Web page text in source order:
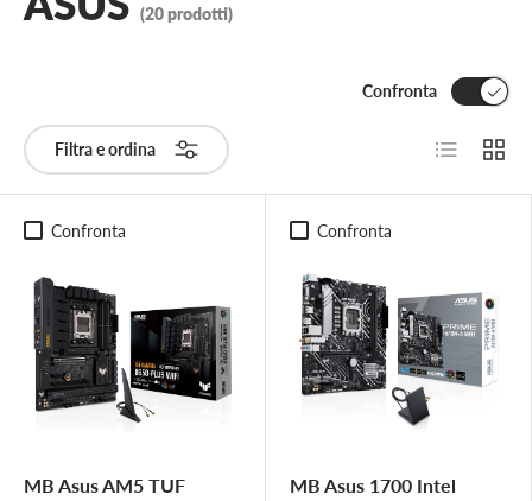
(20 prodotti)
Filtra e ordina
Confronta
ElencoGriglia
Confronta
MB Asus AM5 TUF
Confronta
MB Asus 1700 Intel